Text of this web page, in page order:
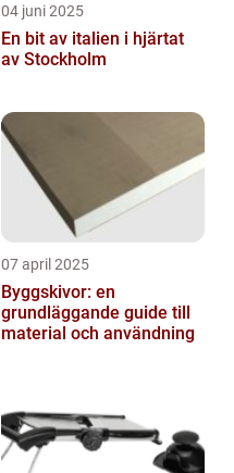
04 juni 2025
En bit av italien i hjärtat
av Stockholm
07 april 2025
Byggskivor: en
grundläggande guide till
material och användning